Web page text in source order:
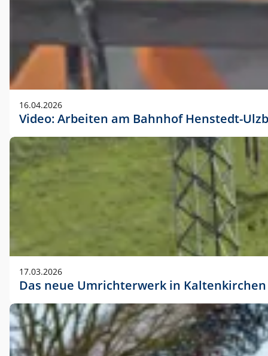
16.04.2026
Video: Arbeiten am Bahnhof Henstedt-
17.03.2026
Das neue Umrichterwerk in Kaltenkirchen